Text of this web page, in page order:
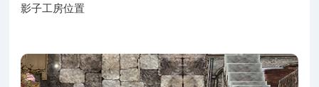
影子工房位置